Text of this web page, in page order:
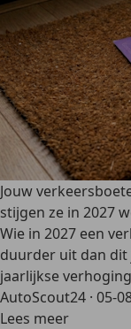
Jouw
stijgen ze in 2027
Wie in 2027 een
duurder uit dan dit
jaarlijkse
AutoScout24 · 05-
Lees meer